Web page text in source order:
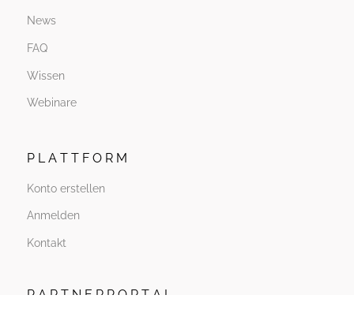
News
FAQ
Wissen
Webinare
P L A T T F O R M
Konto erstellen
Anmelden
Kontakt
P A R T N E R P O R T A L